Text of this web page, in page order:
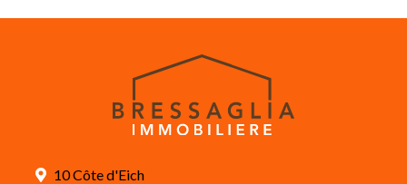
10 Côte d'Eich